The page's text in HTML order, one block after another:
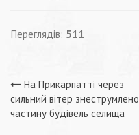
Переглядів: 511
Навігація
записів
На Прикарпатті через
сильний вітер знеструмлено
частину будівель селища